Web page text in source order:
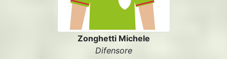
Zonghetti Michele
Difensore